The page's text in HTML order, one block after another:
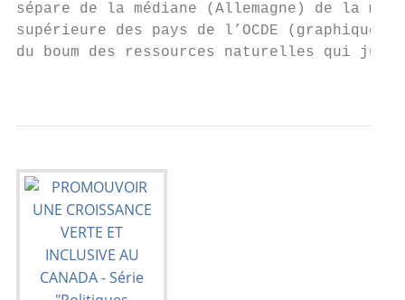
sépare de la médiane (Allemagne) de la
supérieure des pays de l’OCDE
du boum des ressources naturelles qui